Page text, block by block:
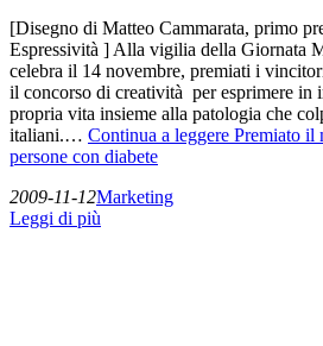
[Disegno di Matteo Cammarata, primo
Espressività ] Alla vigilia della Giornata
celebra il 14 novembre, premiati i
il concorso di creatività per esprimere in
propria vita insieme alla patologia che
italiani.… Continua a leggere Premiato il
persone con diabete
2009-11-12Marketing
Leggi di più